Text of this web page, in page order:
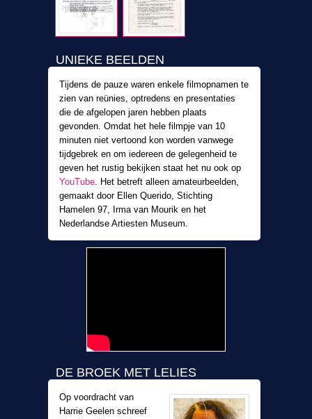
UNIEKE BEELDEN
Tijdens de pauze waren enkele filmopnamen te
zien van reünies, optredens en presentaties
die de afgelopen jaren hebben plaats
gevonden. Omdat het hele filmpje van 10
minuten niet vertoond kon worden vanwege
tijdgebrek en om iedereen de gelegenheid te
geven het rustig bekijken staat het nu ook op
YouTube. Het betreft alleen amateurbeelden,
gemaakt door Ellen Querido, Stichting
Hamelen 97, Irma van Mourik en het
Nederlandse Artiesten Museum.
DE BROEK MET LELIES
Op voordracht van
Harrie Geelen schreef